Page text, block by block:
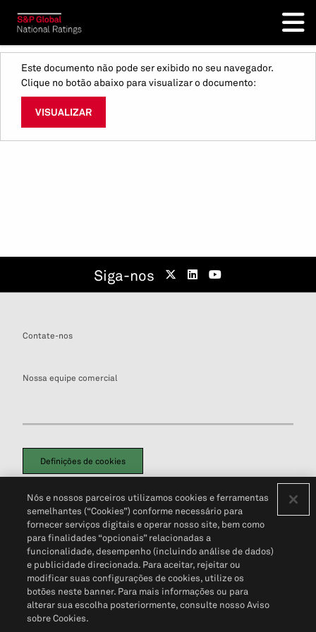
Este documento não pode ser exibido no seu navegador.
Clique no botão abaixo para visualizar o documento:
VISUALIZAR
Siga-nos
Contate-nos
Nossa equipe comercial
Definições de cookies
Política de PrivacidadePortal de privacidade do cliente (em inglês)
Não Venda Minhas Informações Pessoais© 2026 S&P Global
Nós e nossos parceiros utilizamos cookies e ferramentas
semelhantes (“Cookies”) conforme necessário para
fornecer serviços digitais e operar nosso site, bem como
para finalidades “opcionais” relacionadas a
funcionalidade, desempenho (incluindo análise de dados)
e publicidade direcionada. Para aceitar, rejeitar ou
modificar suas configurações de cookies, utilize os
botões neste banner. Para mais informações ou para
alterar sua escolha posteriormente, consulte nosso Aviso
sobre Cookies.